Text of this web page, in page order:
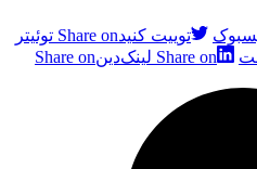
توییت کنیدShare on توئیتر
Share on لینک‌دین
Share on